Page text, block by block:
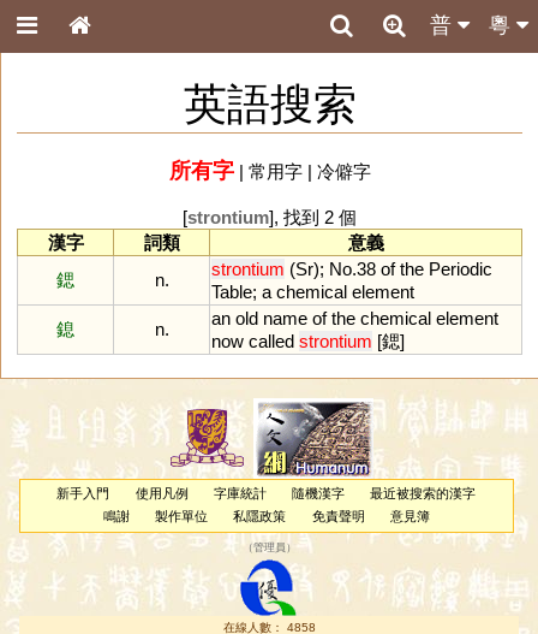
粵
普
英語搜索
所有字| 常用字| 冷僻字
[strontium], 找到 2 個
漢字
詞類
意義
鍶
n.
strontium (Sr); No.38 of the Periodic
Table; a chemical element
鎴
n.
an old name of the chemical element
now called strontium [鍶]
新手入門 使用凡例 字庫統計 隨機漢字
最近被搜索的漢字
鳴謝
製作單位 私隱政策 免責聲明 意見簿
（管理員 ）
在線人數： 4858